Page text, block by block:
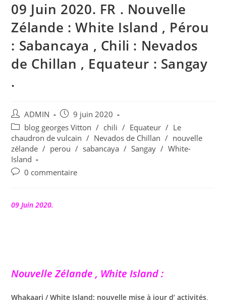
09 Juin 2020. FR . Nouvelle
Zélande : White Island , Pérou
: Sabancaya , Chili : Nevados
de Chillan , Equateur : Sangay
.
Auteur/autrice
de
la
publication :
ADMIN
Publication
publiée :
9 juin 2020
Post
category:
blog georges Vitton / chili / Equateur / Le
chaudron de vulcain / Nevados de Chillan / nouvelle
zélande / perou / sabancaya / Sangay / White-
Island
Commentaires
publication :
0 commentaire
09 Juin 2020.
Nouvelle Zélande , White Island :
Whakaari / White Island: nouvelle mise à jour d’ activités,